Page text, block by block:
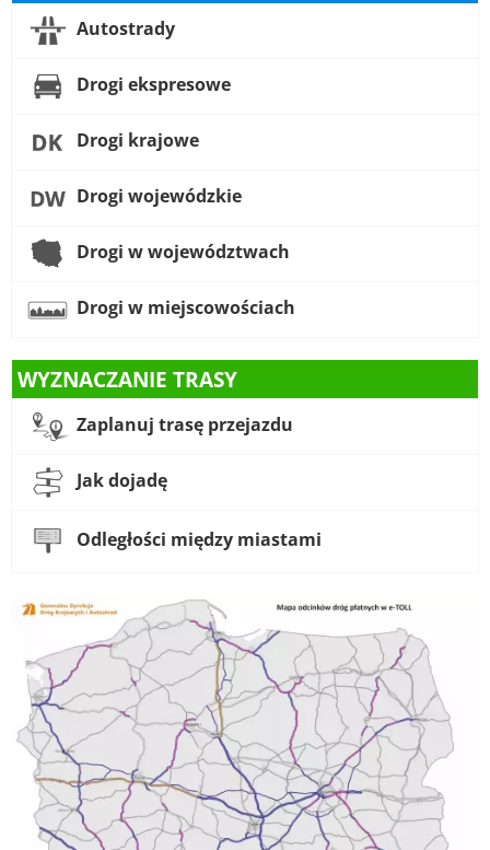
Autostrady
Drogi ekspresowe
Drogi krajowe
Drogi wojewódzkie
Drogi w województwach
Drogi w miejscowościach
WYZNACZANIE TRASY
Zaplanuj trasę przejazdu
Jak dojadę
Odległości między miastami